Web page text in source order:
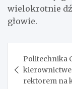
wielokrotnie
głowie.
wpisu
Politechnika
rektorem na